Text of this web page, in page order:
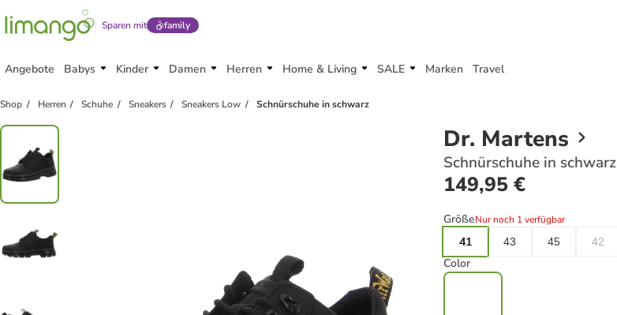
Sparen mit family
Angebote Babys Kinder Damen Herren Home & Living SALE Marken Travel
Shop Herren Schuhe Sneakers Sneakers Low Schnürschuhe in schwarz
Dr. Martens
Schnürschuhe in schwarz
149,95 €
GrößeNur noch 1 verfügbar
41
43 45 42
Color